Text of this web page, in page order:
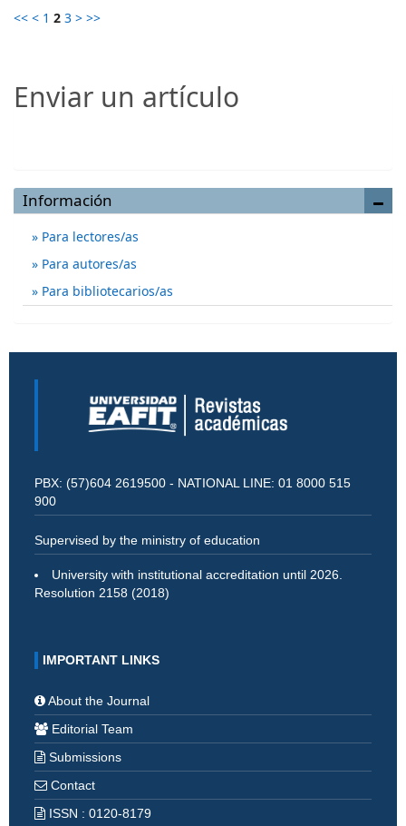
<< < 1 2 3 > >>
Enviar un artículo
Información
Para lectores/as
Para autores/as
Para bibliotecarios/as
PBX: (57)604 2619500 - NATIONAL LINE: 01 8000 515
900
Supervised by the ministry of education
University with institutional accreditation until 2026.
Resolution 2158 (2018)
IMPORTANT LINKS
About the Journal
Editorial Team
Submissions
Contact
ISSN : 0120-8179